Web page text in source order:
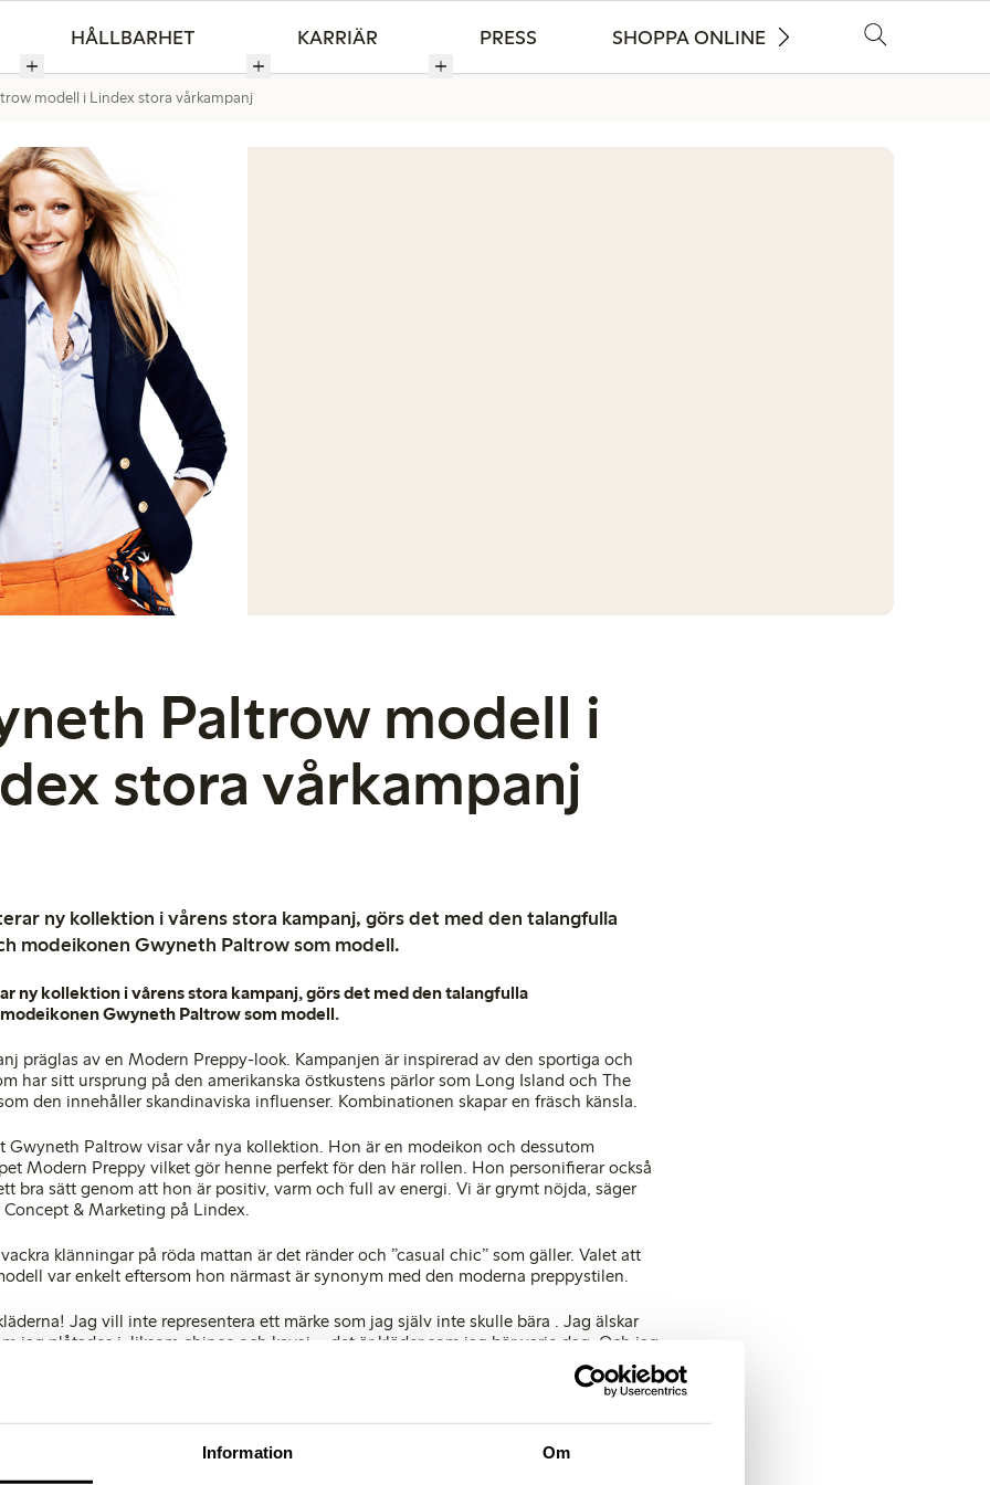
Information Om
HÅLLBARHET KARRIÄR PRESS SHOPPA ONLINE
modell i Lindex stora vårkampanj
Paltrow modell i
stora vårkampanj
ny kollektion i vårens stora kampanj, görs det med den talangfulla
modeikonen Gwyneth Paltrow som modell.
ny kollektion i vårens stora kampanj, görs det med den talangfulla
Gwyneth Paltrow som modell.
präglas av en Modern Preppy-look. Kampanjen är inspirerad av den sportiga och
har sitt ursprung på den amerikanska östkustens pärlor som Long Island och The
den innehåller skandinaviska influenser. Kombinationen skapar en fräsch känsla.
Paltrow visar vår nya kollektion. Hon är en modeikon och dessutom
Modern Preppy vilket gör henne perfekt för den här rollen. Hon personifierar också
bra sätt genom att hon är positiv, varm och full av energi. Vi är grymt nöjda, säger
& Marketing på Lindex.
klänningar på röda mattan är det ränder och ”casual chic” som gäller. Valet att
var enkelt eftersom hon närmast är synonym med den moderna preppystilen.
Jag vill inte representera ett märke som jag själv inte skulle bära . Jag älskar
jag plåtades i, liksom chinos och kavaj – det är kläder som jag bär varje dag. Och jag
en liten twist. Nyckelplagg som club-blazer, oxfordskjortor, chinos och
det lilla extra med hjälp av paljetter, guldknappar och oväntade färgkombinationer. De